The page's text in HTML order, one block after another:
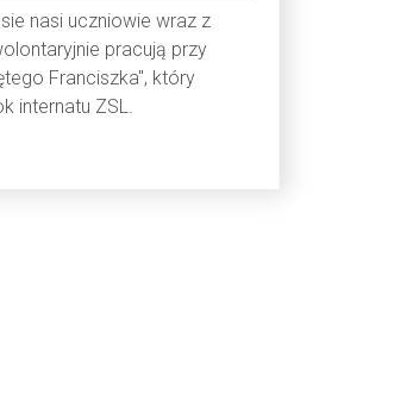
nasi uczniowie wraz z
pracują przy
Franciszka", który
internatu ZSL.